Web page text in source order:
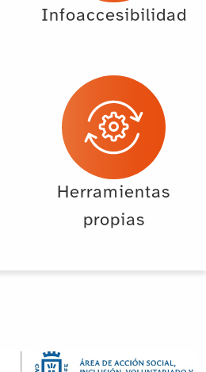
Infoaccesibilidad
Herramientas
propias